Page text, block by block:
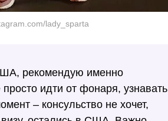
lady_sparta
рекомендую именно
идти от фонаря, узнавать
– консульство не хочет,